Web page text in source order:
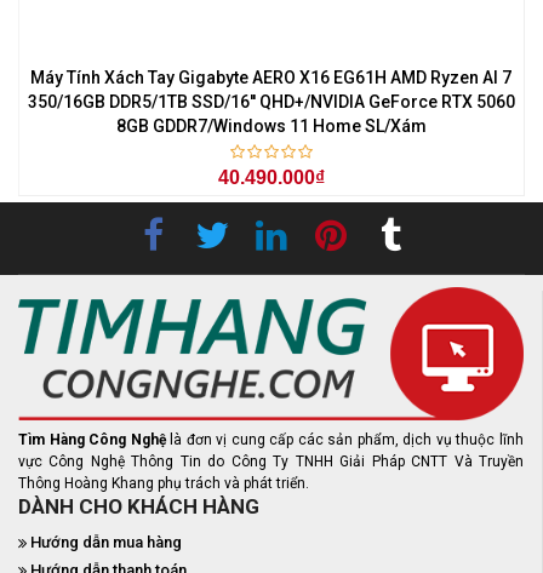
Máy Tính Xách Tay Gigabyte AERO X16 EG61H AMD Ryzen AI 7
350/16GB DDR5/1TB SSD/16'' QHD+/NVIDIA GeForce RTX 5060
8GB GDDR7/Windows 11 Home SL/Xám
40.490.000₫
Tìm Hàng Công Nghệ là đơn vị cung cấp các sản phẩm, dịch vụ thuộc lĩnh
vực Công Nghệ Thông Tin do Công Ty TNHH Giải Pháp CNTT Và Truyền
Thông Hoàng Khang phụ trách và phát triển.
DÀNH CHO KHÁCH HÀNG
Hướng dẫn mua hàng